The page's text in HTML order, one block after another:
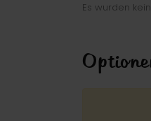
Es wurden